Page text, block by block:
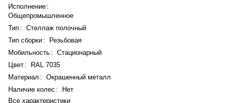
Исполнение :
Общепромышленное
Тип : Стеллаж полочный
Тип сборки:
Резьбовая
Мобильность : Стационарный
Цвет :
RAL 7035
Материал : Окрашенный металл
Наличие колес :
Нет
Все характеристики